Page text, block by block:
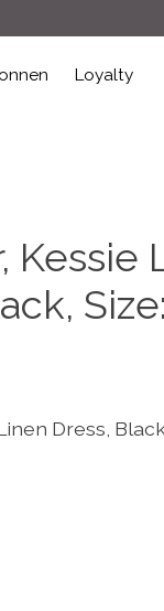
Loyalty
Kessie
Size:
Dress,